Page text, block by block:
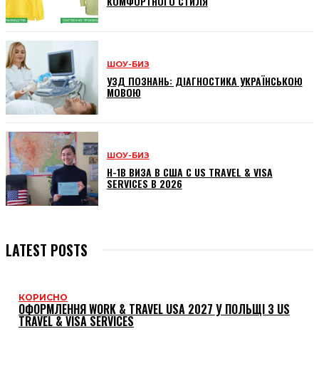
ШОУ-БИЗ
УЗД ПОЗНАНЬ: ДІАГНОСТИКА УКРАЇНСЬКОЮ
МОВОЮ
ШОУ-БИЗ
H-1B ВИЗА В США С US TRAVEL & VISA
SERVICES В 2026
LATEST POSTS
КОРИСНО
ОФОРМЛЕННЯ WORK & TRAVEL USA 2027 У ПОЛЬЩІ З US
TRAVEL & VISA SERVICES